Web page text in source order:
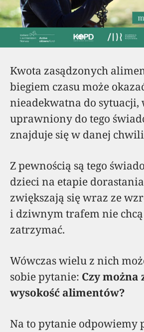
Kwota zasądzonych
biegiem czasu może
nieadekwatna do sytuacji,
uprawniony do tego
znajduje się w danej
Z pewnością są tego
dzieci na etapie
zwiększają się wraz ze
i dziwnym trafem nie chcą
zatrzymać.
Wówczas wielu z nich
sobie pytanie: Czy można
wysokość alimentów?
Na to pytanie odpowiemy